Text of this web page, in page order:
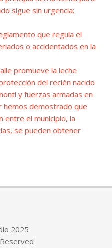
sigue sin urgencia;
que regula el
o accidentados en la
promueve la leche
del recién nacido
y fuerzas armadas en
hemos demostrado que
entre el municipio, la
se pueden obtener
2025